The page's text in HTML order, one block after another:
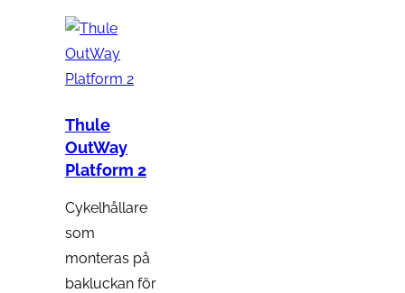
Thule
OutWay
Platform 2
Cykelhållare
som
monteras på
bakluckan för